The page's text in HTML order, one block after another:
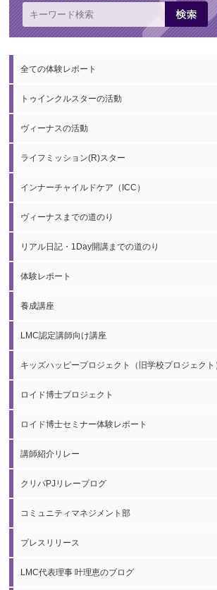
全ての体験レポート
トゥインクルスターの活動
ヴィーナスの活動
ライフミッション(R)スター
インナーチャイルドケア（ICC）
ヴィーナスまでの道のり
リアル日記・1Day開講までの道のり
体験レポート
養成講座
LMC認定講師向け講座
キッズハッピープロジェクト（旧学校プロジェクト
ロイド博士プロジェクト
ロイド博士セミナー体験レポート
講師紹介リレー
クリパPJリレーブログ
コミュニティマネジメント部
プレスリリース
LMC代表理事 叶理恵のブログ